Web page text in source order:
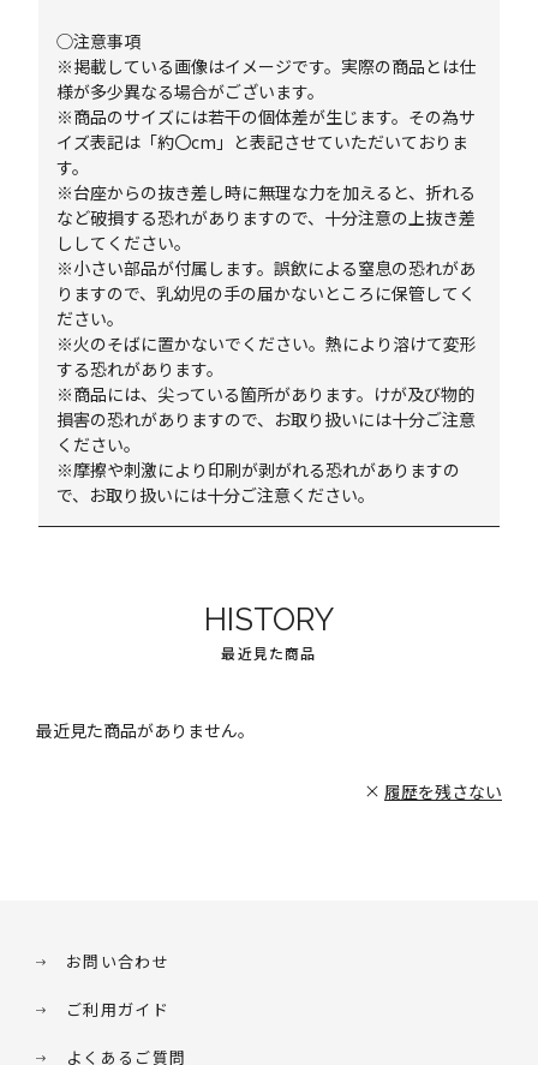
◯注意事項
※掲載している画像はイメージです。実際の商品とは仕
様が多少異なる場合がございます。
※商品のサイズには若干の個体差が生じます。その為サ
イズ表記は「約〇cm」と表記させていただいておりま
す。
※台座からの抜き差し時に無理な力を加えると、折れる
など破損する恐れがありますので、十分注意の上抜き差
ししてください。
※小さい部品が付属します。誤飲による窒息の恐れがあ
りますので、乳幼児の手の届かないところに保管してく
ださい。
※火のそばに置かないでください。熱により溶けて変形
する恐れがあります。
※商品には、尖っている箇所があります。けが及び物的
損害の恐れがありますので、お取り扱いには十分ご注意
ください。
※摩擦や刺激により印刷が剥がれる恐れがありますの
で、お取り扱いには十分ご注意ください。
HISTORY
最近見た商品
最近見た商品がありません。
履歴を残さない
お問い合わせ
ご利用ガイド
よくあるご質問